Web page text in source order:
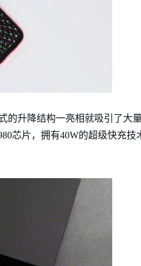
的升降结构一亮相就吸引了大
芯片，拥有40W的超级快充技